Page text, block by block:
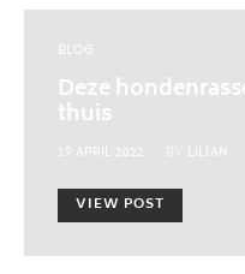
BLOG
Deze
thuis
POSTED
19 APRIL 2022 LILIAN
VIEW POST